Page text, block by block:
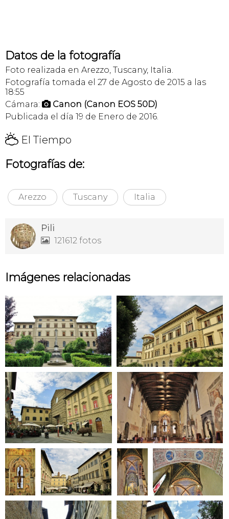
Datos de la fotografía
Foto realizada en Arezzo, Tuscany, Italia.
Fotografía tomada el 27 de Agosto de 2015 a las
18:55
Cámara:  Canon (Canon EOS 50D)
Publicada el día 19 de Enero de 2016.
H El Tiempo
Fotografías de:
Arezzo Tuscany Italia
Pili
 121612 fotos
Imágenes relacionadas